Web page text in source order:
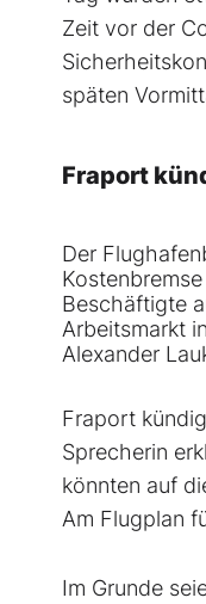
Zeit vor der
späten
Fraport
Der
Beschäftigte
Arbeitsmarkt
Alexander
Fraport
Sprecherin
könnten auf
Am Flugplan
Im Grunde